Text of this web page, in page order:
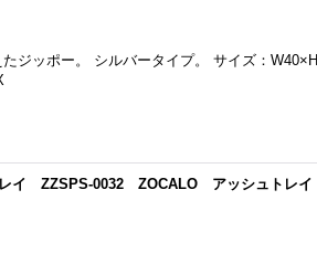
ジッポー。 シルバータイプ。 サイズ：W40×H
レイ ZZSPS-0032 ZOCALO アッシュトレ